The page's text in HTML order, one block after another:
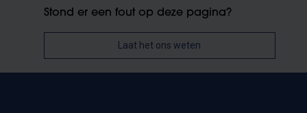
Stond er een fout op deze pagina?
Laat het ons weten